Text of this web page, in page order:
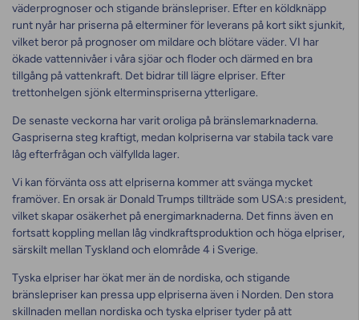
väderprognoser och stigande bränslepriser. Efter en köldknäpp
runt nyår har priserna på elterminer för leverans på kort sikt sjunkit,
vilket beror på prognoser om mildare och blötare väder. VI har
ökade vattennivåer i våra sjöar och floder och därmed en bra
tillgång på vattenkraft. Det bidrar till lägre elpriser. Efter
trettonhelgen sjönk elterminspriserna ytterligare.
De senaste veckorna har varit oroliga på bränslemarknaderna.
Gaspriserna steg kraftigt, medan kolpriserna var stabila tack vare
låg efterfrågan och välfyllda lager.
Vi kan förvänta oss att elpriserna kommer att svänga mycket
framöver. En orsak är Donald Trumps tillträde som USA:s president,
vilket skapar osäkerhet på energimarknaderna. Det finns även en
fortsatt koppling mellan låg vindkraftsproduktion och höga elpriser,
särskilt mellan Tyskland och elområde 4 i Sverige.
Tyska elpriser har ökat mer än de nordiska, och stigande
bränslepriser kan pressa upp elpriserna även i Norden. Den stora
skillnaden mellan nordiska och tyska elpriser tyder på att